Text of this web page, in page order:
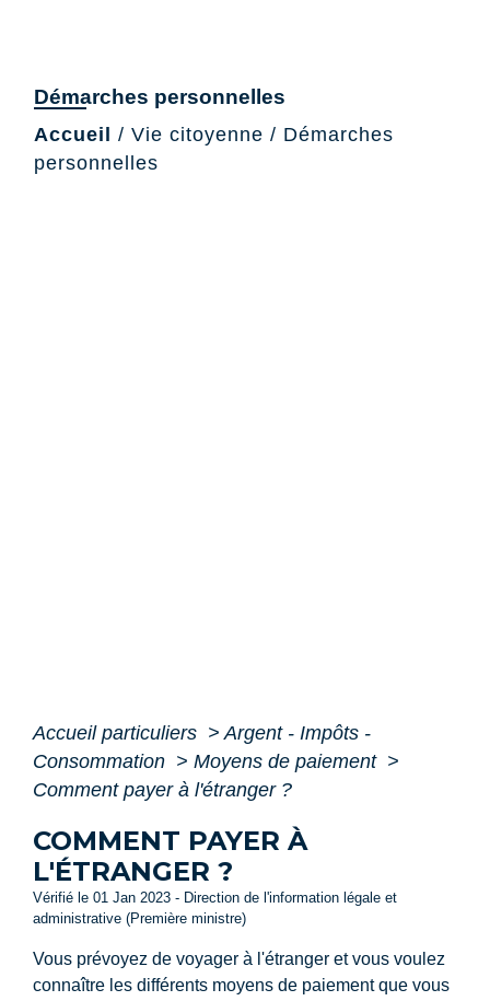
Démarches personnelles
Accueil / Vie citoyenne / Démarches
personnelles
Accueil particuliers > Argent - Impôts -
Consommation > Moyens de paiement >
Comment payer à l'étranger ?
COMMENT PAYER À
L'ÉTRANGER ?
Vérifié le 01 Jan 2023 - Direction de l'information légale et
administrative (Première ministre)
Vous prévoyez de voyager à l'étranger et vous voulez
connaître les différents moyens de paiement que vous